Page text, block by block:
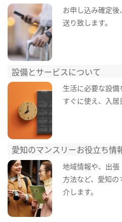
お申し込み確定
送り致します。
設備とサービスについて
生活に必要な設
すぐに使え、入居
愛知のマンスリーお役立ち情
地域情報や、出
方法など、愛知
介します。